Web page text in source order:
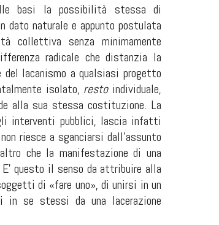
basi la possibilità stessa di
naturale e appunto postulata
collettiva senza minimamente
radicale che distanzia la
lacanismo a qualsiasi progetto
isolato, restoindividuale,
alla sua stessa costituzione. La
interventi pubblici, lascia infatti
riesce a sganciarsi dall'assunto
che la manifestazione di una
questo il senso da attribuire alla
di «fare uno», di unirsi in un
in se stessi da una lacerazione